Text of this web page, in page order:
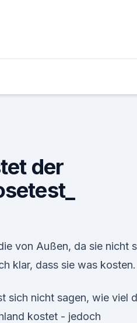
der
von Außen, da sie nicht
klar, dass sie was kosten.
sich nicht sagen, wie viel
kostet - jedoch